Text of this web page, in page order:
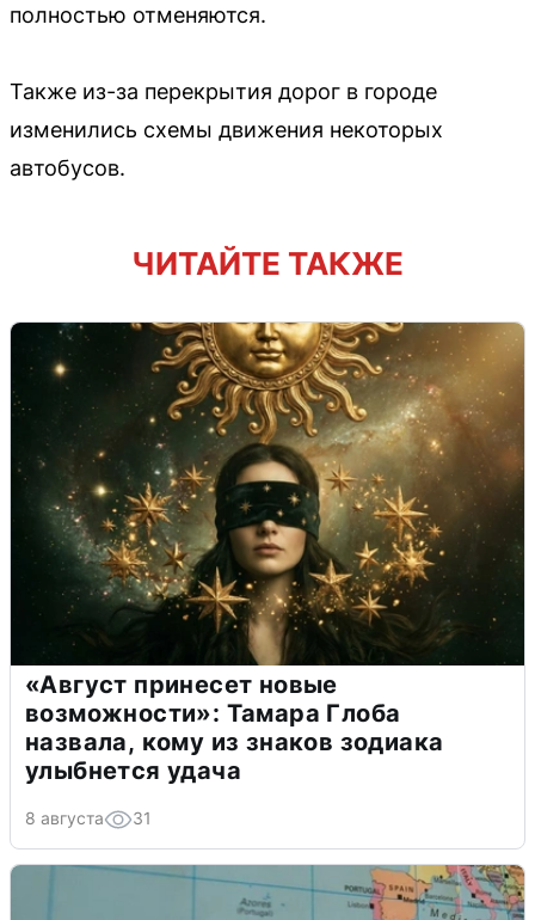
полностью отменяются.
Также из-за перекрытия дорог в городе
изменились схемы движения некоторых
автобусов.
ЧИТАЙТЕ ТАКЖЕ
«Август принесет новые
возможности»: Тамара Глоба
назвала, кому из знаков зодиака
улыбнется удача
8 августа 31